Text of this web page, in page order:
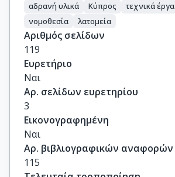
αδρανή υλικά Κύπρος τεχνικά έργα
νομοθεσία
λατομεία
Αριθμός σελίδων
119
Ευρετήριο
Ναι
Αρ. σελίδων ευρετηρίου
3
Εικονογραφημένη
Ναι
Αρ. βιβλιογραφικών αναφορών
115